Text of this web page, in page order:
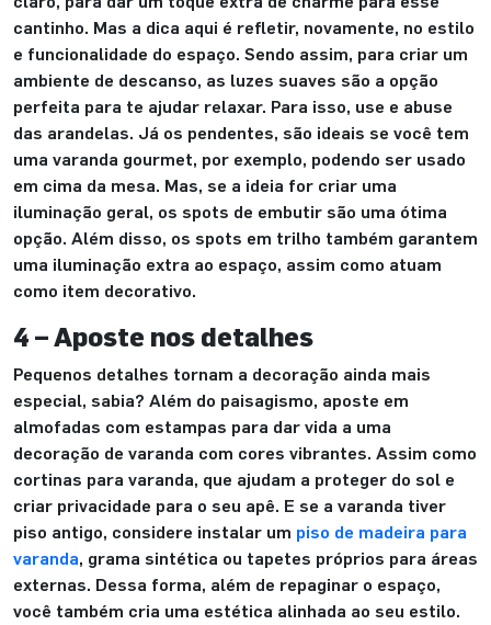
cantinho. Mas a dica aqui é refletir, novamente, no estilo
e funcionalidade do espaço. Sendo assim, para criar um
ambiente de descanso, as luzes suaves são a opção
perfeita para te ajudar relaxar. Para isso, use e abuse
das arandelas. Já os pendentes, são ideais se você tem
uma varanda gourmet, por exemplo, podendo ser usado
em cima da mesa. Mas, se a ideia for criar uma
iluminação geral, os spots de embutir são uma ótima
opção. Além disso, os spots em trilho também garantem
uma iluminação extra ao espaço, assim como atuam
como item decorativo.
4 – Aposte nos detalhes
Pequenos detalhes tornam a decoração ainda mais
especial, sabia? Além do paisagismo, aposte em
almofadas com estampas para dar vida a uma
decoração de varanda com cores vibrantes. Assim como
cortinas para varanda, que ajudam a proteger do sol e
criar privacidade para o seu apê. E se a varanda tiver
piso antigo, considere instalar um piso de madeira para
varanda, grama sintética ou tapetes próprios para áreas
externas. Dessa forma, além de repaginar o espaço,
você também cria uma estética alinhada ao seu estilo.